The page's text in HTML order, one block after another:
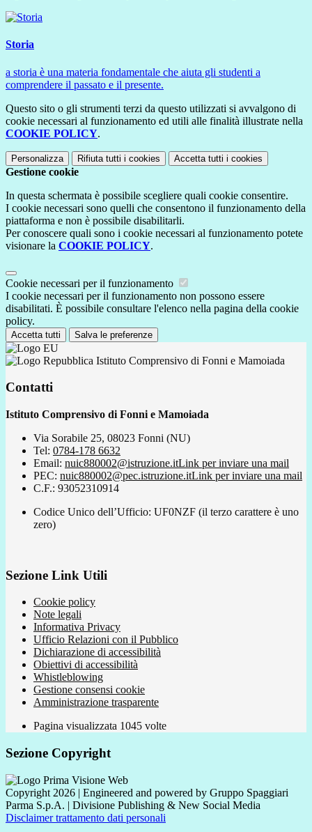
Storia
a storia è una materia fondamentale che aiuta gli studenti a
comprendere il passato e il presente.
Questo sito o gli strumenti terzi da questo utilizzati si avvalgono di
cookie necessari al funzionamento ed utili alle finalità illustrate nella
COOKIE POLICY.
Personalizza Rifiuta tutti i cookies Accetta tutti i cookies
Gestione cookie
In questa schermata è possibile scegliere quali cookie consentire.
I cookie necessari sono quelli che consentono il funzionamento della
piattaforma e non è possibile disabilitarli.
Per conoscere quali sono i cookie necessari al funzionamento potete
visionare la COOKIE POLICY.
Cookie necessari per il funzionamento
I cookie necessari per il funzionamento non possono essere
disabilitati. È possibile consultare l'elenco nella pagina della cookie
policy.
Accetta tutti Salva le preferenze
Istituto Comprensivo di Fonni e Mamoiada
Contatti
Istituto Comprensivo di Fonni e Mamoiada
Via Sorabile 25, 08023 Fonni (NU)
Tel: 0784-178 6632
Email: nuic880002@istruzione.itLink per inviare una mail
PEC: nuic880002@pec.istruzione.itLink per inviare una mail
C.F.: 93052310914
Codice Unico dell’Ufficio: UF0NZF (il terzo carattere è uno
zero)
Sezione Link Utili
Cookie policy
Note legali
Informativa Privacy
Ufficio Relazioni con il Pubblico
Dichiarazione di accessibilità
Obiettivi di accessibilità
Whistleblowing
Gestione consensi cookie
Amministrazione trasparente
Pagina visualizzata 1045 volte
Sezione Copyright
Copyright 2026 | Engineered and powered by Gruppo Spaggiari
Parma S.p.A. | Divisione Publishing & New Social Media
Disclaimer trattamento dati personali